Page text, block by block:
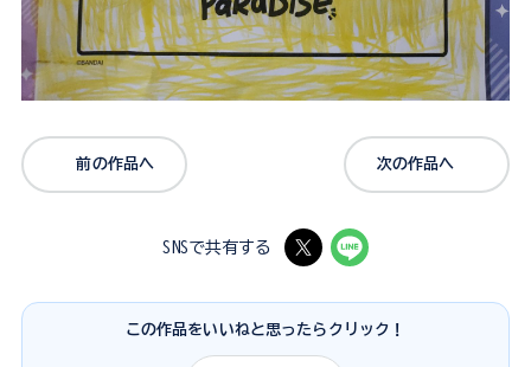
前の作品へ 次の作品へ
SNSで共有する
この作品をいいねと思ったらクリック！